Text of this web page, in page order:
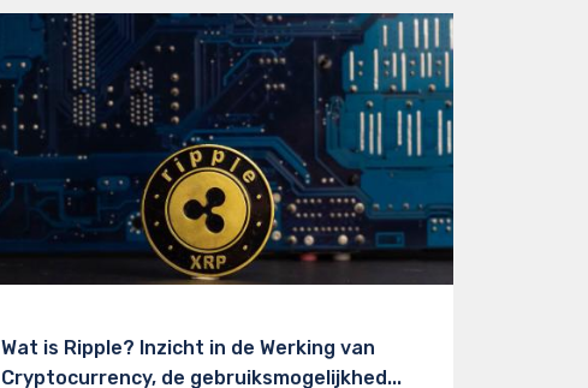
Wat is Ripple? Inzicht in de Werking van
Cryptocurrency, de gebruiksmogelijkhed...